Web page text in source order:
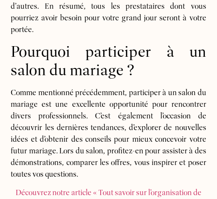
d’autres. En résumé, tous les prestataires dont vous
pourriez avoir besoin pour votre grand jour seront à votre
portée.
Pourquoi participer à un
salon du mariage ?
Comme mentionné précédemment, participer à un salon du
mariage est une excellente opportunité pour rencontrer
divers professionnels. C’est également l’occasion de
découvrir les dernières tendances, d’explorer de nouvelles
idées et d’obtenir des conseils pour mieux concevoir votre
futur mariage. Lors du salon, profitez-en pour assister à des
démonstrations, comparer les offres, vous inspirer et poser
toutes vos questions.
Découvrez notre article « Tout savoir sur l’organisation de